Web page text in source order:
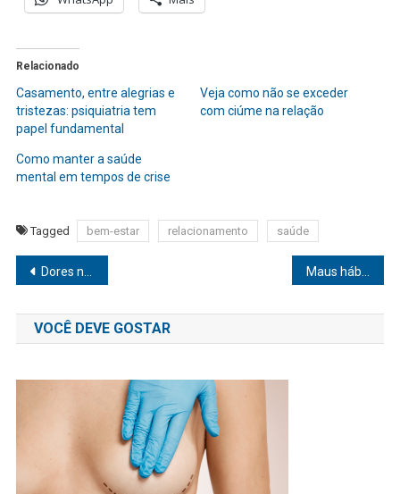
Relacionado
Casamento, entre alegrias e
tristezas: psiquiatria tem
papel fundamental
Veja como não se exceder
com ciúme na relação
Como manter a saúde
mental em tempos de crise
Tagged bem-estar relacionamento saúde
Navegação
de
Post
Dores na coluna em mães e gestantes: como evitar? Maus hábitos alimentares que podem antecipar a menopausa
VOCÊ DEVE GOSTAR